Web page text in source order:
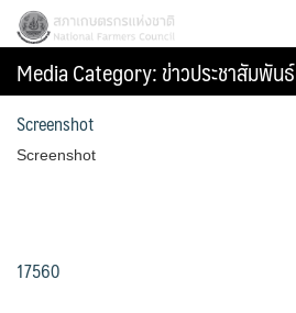
Skip
content
สภาเกษตรกรแห่งชาติ
Media Category:ข่าวประชาสัมพันธ์
Screenshot
Screenshot
17560